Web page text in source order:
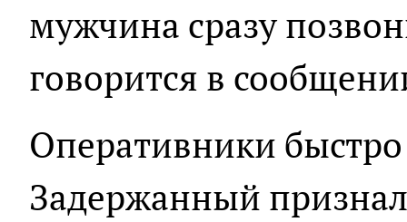
мужчина сразу
говорится в
Оперативники
Задержанный